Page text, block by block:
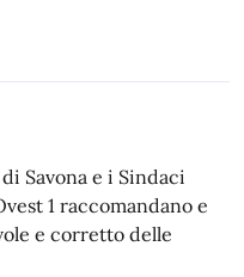
Savona e i Sindaci
1 raccomandano e
e corretto delle